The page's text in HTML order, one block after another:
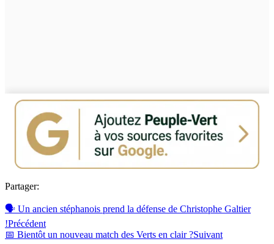
Partager:
🗣 Un ancien stéphanois prend la défense de Christophe Galtier
!Précédent
📅 Bientôt un nouveau match des Verts en clair ?Suivant